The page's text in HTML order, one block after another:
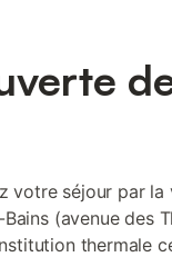
votre séjour par
(avenue des
thermale